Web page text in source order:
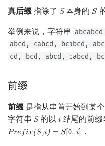
杨氏矩阵
拟阵
Berlekamp–Massey 算法
析合树
PQ 树
手指树
霍夫曼树
弦图
图的着色
网络流
图的匹配
Prüfer 序列
矩阵树定理
真后缀 指除了 𝑆
S本身的 𝑆
S
举例来说，字符串 abcabcd
abcd, cabcd, bcabcd,
cd, bcd, abcd, cabcd,
前缀
前缀 是指从串首开始到某
字符串 𝑆
S的以𝑖
i 结尾的前缀
𝑃𝑟𝑒𝑓𝑖𝑥(𝑆,𝑖) = 𝑆[0..𝑖]
Prefix(S,i)=S 0. i] ．